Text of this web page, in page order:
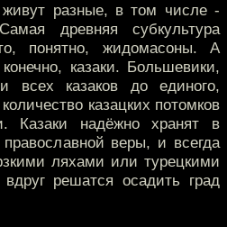
разные, в том числе -
древняя субкультура
понятно, жидомасоны. А
казаки. Большевики,
всех казаков до единого,
казацких потомков
Казаки надёжно хранят в
веры, и всегда
ляхами или турецкими
решатся осадить град